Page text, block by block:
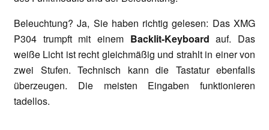
Beleuchtung? Ja, Sie haben richtig gelesen: Das XMG
P304 trumpft mit einem Backlit-Keyboard auf. Das
weiße Licht ist recht gleichmäßig und strahlt in einer von
zwei Stufen. Technisch kann die Tastatur ebenfalls
überzeugen. Die meisten Eingaben funktionieren
tadellos.